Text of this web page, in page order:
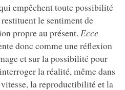
empêchent toute possibilité
le sentiment de
propre au présent. Ecce
donc comme une réflexion
et sur la possibilité pour
la réalité, même dans
la reproductibilité et la